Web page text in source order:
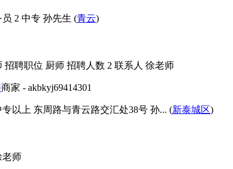
2 中专 孙先生 (青云)
聘职位 厨师 招聘人数 2 联系人 徐老师
商家 - akbkyj69414301
以上 东周路与青云路交汇处38号 孙... (新泰城区)
老师